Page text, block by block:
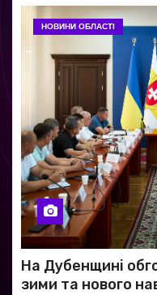
НОВИНИ ОБЛАСТІ
На Дубенщині
зими та нового